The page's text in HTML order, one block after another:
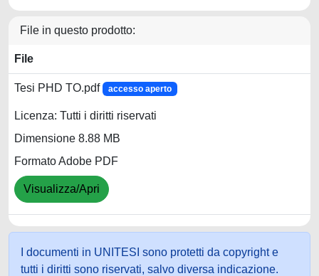
File in questo prodotto:
File
Tesi PHD TO.pdf accesso aperto
Licenza: Tutti i diritti riservati
Dimensione 8.88 MB
Formato Adobe PDF
Visualizza/Apri
I documenti in UNITESI sono protetti da copyright e
tutti i diritti sono riservati, salvo diversa indicazione.